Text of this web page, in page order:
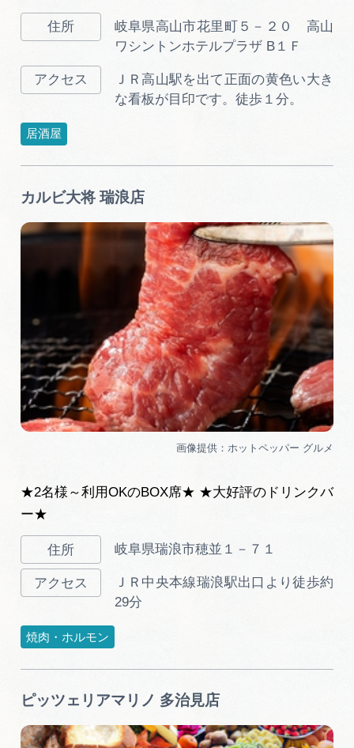
岐阜県高山市花里町５－２０ 高山
ワシントンホテルプラザ B１Ｆ
ＪＲ高山駅を出て正面の黄色い大き
な看板が目印です。徒歩１分。
居酒屋
カルビ大将 瑞浪店
★2名様～利用OKのBOX席★ ★大好評のドリンクバ
ー★
岐阜県瑞浪市穂並１－７１
ＪＲ中央本線瑞浪駅出口より徒歩約
29分
焼肉・ホルモン
ピッツェリアマリノ 多治見店